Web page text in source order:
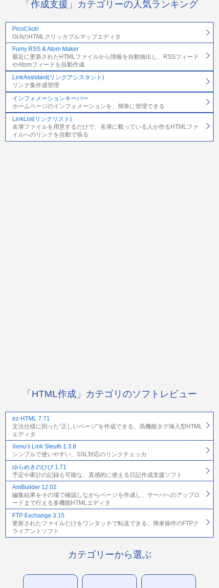
「作成支援」カテゴリーの人気ランキング
PicoClick!
GUIのHTMLクリッカブルマップエディタ
Fumy RSS & Atom Maker
最近に更新されたHTMLファイルから情報を自動抽出し、RSSフィード
やAtomフィードを自動作成
LinkAssistant(リンクアシスタント)
リンク集作成管理
インフォメーションキーパー
ホームページのインフォメーションを、簡単に管理できる
LinkList(リンクリスト)
名簿ファイルを用意するだけで、名簿に載っている人が作るHTMLファ
イルへのリンクを自動で張る
「HTML作成」カテゴリのソフトレビュー
ez-HTML 7.71
文法仕様に則った“正しいページ”を作成できる、高機能タグ挿入型HTML
エディタ
Xenu's Link Sleuth 1.3.8
シンプルで使いやすい、SSL対応のリンクチェッカ
ゆらめきのひび 1.71
予定や家計の記録も可能な、直感的に使える日記作成支援ソフト
AmBuilder 12.02
編集結果をその場で確認しながらページを作成し、サーバへのアップロ
ードまで行える多機能HTMLエディタ
FTP Exchange 3.15
更新されたファイルだけをワンタッチで転送できる、簡単操作のFTPク
ライアントソフト
カテゴリーから選ぶ